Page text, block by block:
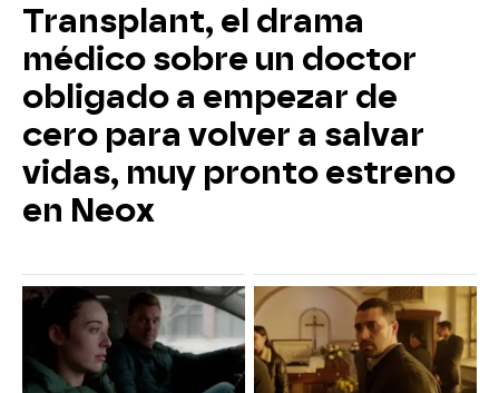
Transplant, el drama
médico sobre un doctor
obligado a empezar de
cero para volver a salvar
vidas, muy pronto estreno
en Neox